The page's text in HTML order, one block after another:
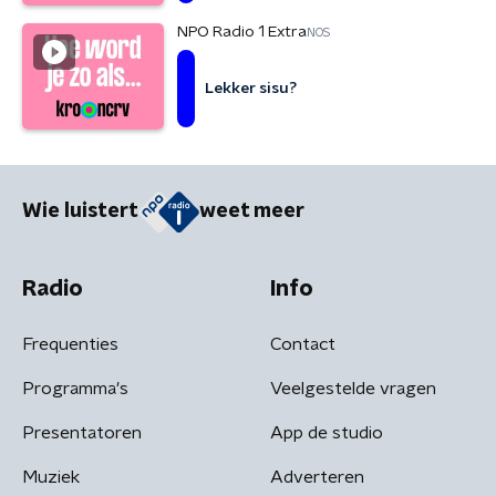
NPO Radio 1 ExtraNOS
Lekker sisu?
Wie luistert weet meer
Radio
Frequenties
Programma's
Presentatoren
Muziek
Info
Contact
Veelgestelde vragen
App de studio
Adverteren